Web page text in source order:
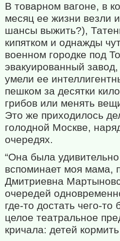
В товарном вагоне, в
месяц ее жизни везли
шансы выжить?),
кипятком и однажды
военном городке под
эвакуированный
умели ее
пешком за десятки
грибов или менять
Это же приходилось
голодной Москве,
очередях.
“Она была
вспоминает моя мама,
Дмитриевна
очередей
где-то достать чего-
целое театральное
кричала: детей